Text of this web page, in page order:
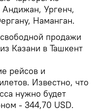
Ургенч,
Наманган.
продажи
Казани в Ташкент
рейсов и
Известно, что
нужно будет
- 344,70 USD.